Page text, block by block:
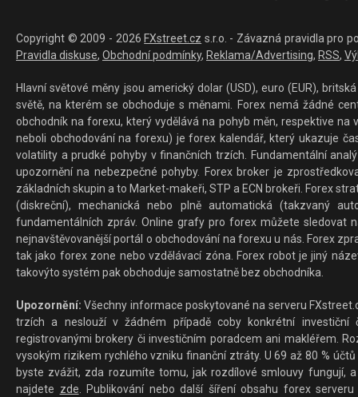
Copyright © 2009 - 2026 FXstreet.cz s.r.o. - Závazná pravidla pro
Pravidla diskuse, Obchodní podmínky, Reklama/Advertising, RSS,
Hlavní světové měny jsou americký dolar (USD), euro (EUR),
světě, na kterém se obchoduje s měnami. Forex nemá žádné
obchodník na forexu, který vydělává na pohyb měn, respektive
neboli obchodování na forexu) je forex kalendář, který ukazuje
volatility a prudké pohyby v finančních trzích. Fundamentální
upozornění na nebezpečné pohyby. Forex broker je
základních skupin a to Market-makeři, STP a ECN brokeři. Forex
(diskreční), mechanická nebo plně automatická (takzvaný
fundamentálních zpráv. Online grafy pro forex můžete sledovat
nejnavštěvovanější portál o obchodování na forexu u nás. Forex
tak jako forex zone nebo vzdělávací zóna. Forex robot je jiný
takovýto systém pak obchoduje samostatně bez obchodníka.
Upozornění: Všechny informace poskytované na serveru
trzích a neslouží v žádném případě coby konkrétní investiční
registrovanými brokery či investičním poradcem ani makléřem.
vysokým rizikem rychlého vzniku finanční ztráty. U 69 až 80 %
byste zvážit, zda rozumíte tomu, jak rozdílové smlouvy fungují,
najdete zde. Publikování nebo další šíření obsahu forex